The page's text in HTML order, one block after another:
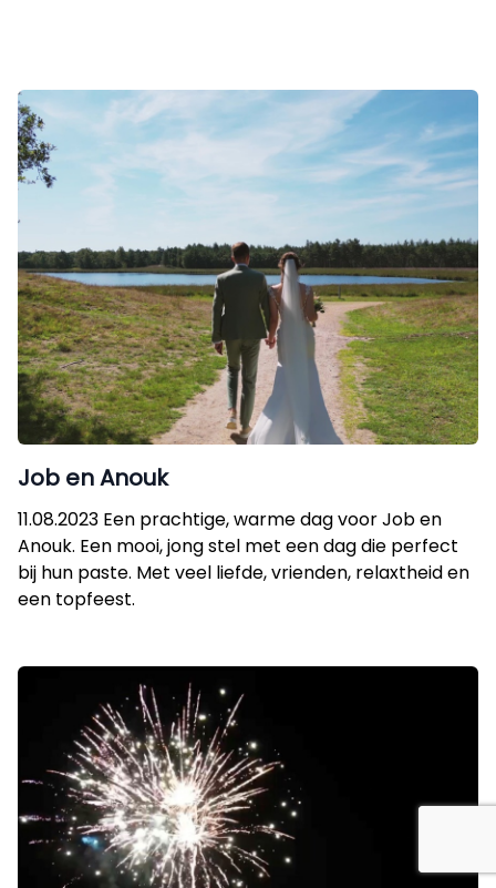
Job en Anouk
11.08.2023 Een prachtige, warme dag voor Job en
Anouk. Een mooi, jong stel met een dag die perfect
bij hun paste. Met veel liefde, vrienden, relaxtheid en
een topfeest.